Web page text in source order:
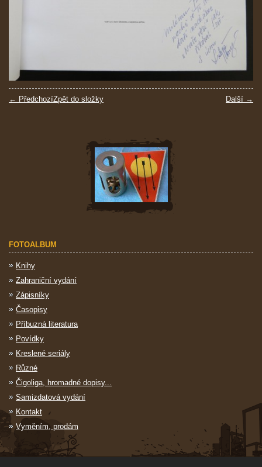
← Předchozí Další →
Zpět do složky
FOTOALBUM
Knihy
Zahraniční vydání
Zápisníky
Časopisy
Příbuzná literatura
Povídky
Kreslené seriály
Různé
Čigoliga, hromadné dopisy...
Samizdatová vydání
Kontakt
Vyměním, prodám